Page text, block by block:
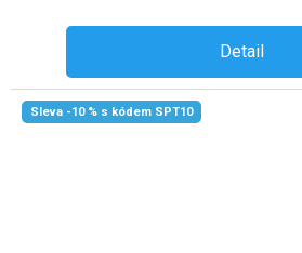
Detail
Sleva -10 % s kódem SPT10